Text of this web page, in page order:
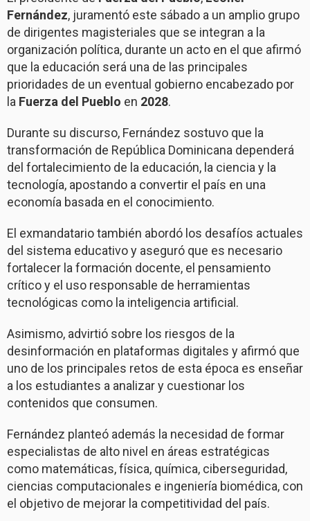
Fernández, juramentó este sábado a un amplio grupo
de dirigentes magisteriales que se integran a la
organización política, durante un acto en el que afirmó
que la educación será una de las principales
prioridades de un eventual gobierno encabezado por
la Fuerza del Pueblo en 2028.
Durante su discurso, Fernández sostuvo que la
transformación de República Dominicana dependerá
del fortalecimiento de la educación, la ciencia y la
tecnología, apostando a convertir el país en una
economía basada en el conocimiento.
El exmandatario también abordó los desafíos actuales
del sistema educativo y aseguró que es necesario
fortalecer la formación docente, el pensamiento
crítico y el uso responsable de herramientas
tecnológicas como la inteligencia artificial.
Asimismo, advirtió sobre los riesgos de la
desinformación en plataformas digitales y afirmó que
uno de los principales retos de esta época es enseñar
a los estudiantes a analizar y cuestionar los
contenidos que consumen.
Fernández planteó además la necesidad de formar
especialistas de alto nivel en áreas estratégicas
como matemáticas, física, química, ciberseguridad,
ciencias computacionales e ingeniería biomédica, con
el objetivo de mejorar la competitividad del país.